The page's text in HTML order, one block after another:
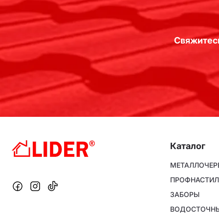
Каталог
Footer
menu
ПРОФНАСТИЛ
ЗАБОРЫ